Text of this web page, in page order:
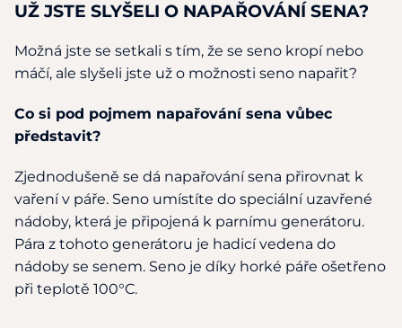
UŽ JSTE SLYŠELI O NAPAŘOVÁNÍ SENA?
Možná jste se setkali s tím, že se seno kropí nebo
máčí, ale slyšeli jste už o možnosti seno napařit?
Co si pod pojmem napařování sena vůbec
představit?
Zjednodušeně se dá napařování sena přirovnat k
vaření v páře. Seno umístíte do speciální uzavřené
nádoby, která je připojená k parnímu generátoru.
Pára z tohoto generátoru je hadicí vedena do
nádoby se senem. Seno je díky horké páře ošetřeno
při teplotě 100°C.